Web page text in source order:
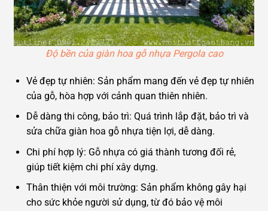
Độ bền của giàn hoa gỗ nhựa Pergola cao
Vẻ đẹp tự nhiên: Sản phẩm mang đến vẻ đẹp tự nhiên
của gỗ, hòa hợp với cảnh quan thiên nhiên.
Dễ dàng thi công, bảo trì: Quá trình lắp đặt, bảo trì và
sửa chữa giàn hoa gỗ nhựa tiện lợi, dễ dàng.
Chi phí hợp lý: Gỗ nhựa có giá thành tương đối rẻ,
giúp tiết kiệm chi phí xây dựng.
Thân thiện với môi trường: Sản phẩm không gây hại
cho sức khỏe người sử dụng, từ đó bảo vệ môi